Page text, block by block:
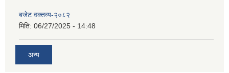
बजेट वक्तव्य-२०८२
मिति: 06/27/2025 - 14:48
अन्य